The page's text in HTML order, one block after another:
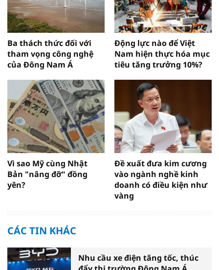
Ba thách thức đối với
tham vọng công nghệ
của Đông Nam Á
Động lực nào để Việt
Nam hiện thực hóa mục
tiêu tăng trưởng 10%?
Vì sao Mỹ cùng Nhật
Bản "nâng đỡ" đồng
yên?
Đề xuất đưa kim cương
vào ngành nghề kinh
doanh có điều kiện như
vàng
CÁC TIN KHÁC
Nhu cầu xe điện tăng tốc, thúc